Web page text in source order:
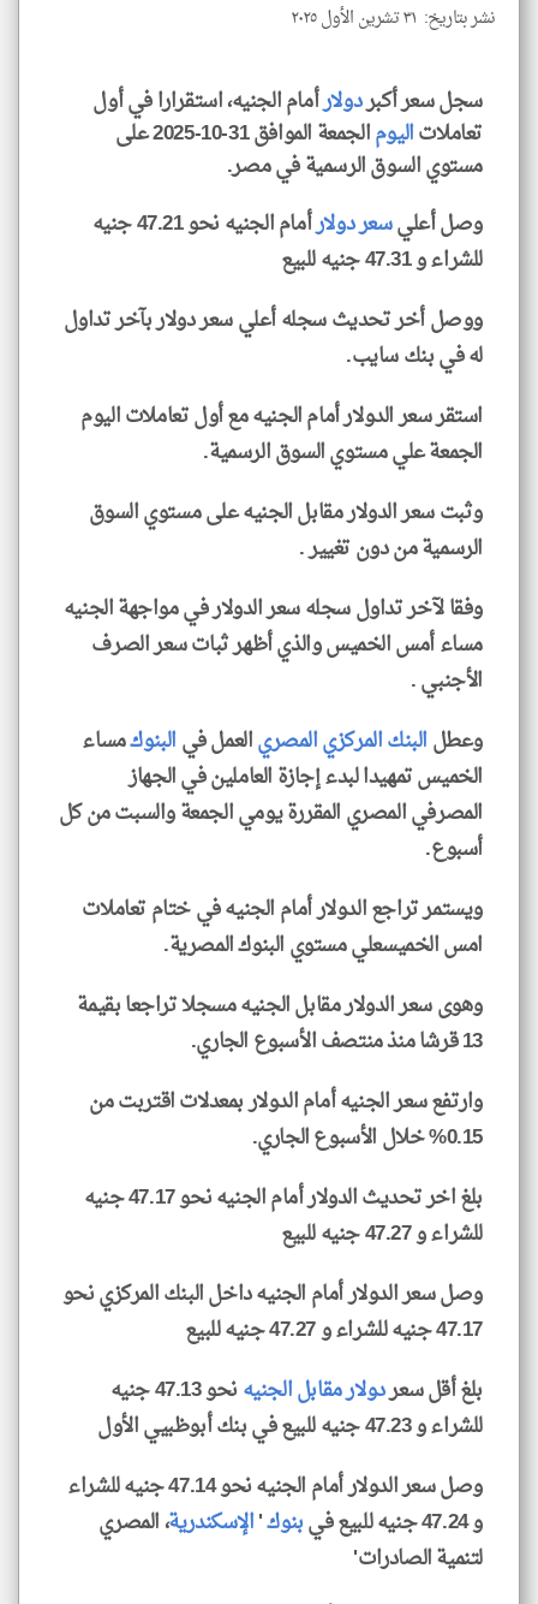
نشر بتاريخ: ٣١ تشرين الأول ٢٠٢٥
سجل سعر أكبردولارأمام الجنيه، استقرارا في أول
تعاملاتاليوم
الجمعة الموافق 31-10-2025 على
مستوي السوق الرسمية في مصر.
وصل أعليسعر دولار
أمام الجنيه نحو 47.21 جنيه
للشراء و 47.31 جنيه للبيع
ووصل أخر تحديث سجله أعلي سعر دولار بآخر تداول
له في بنك سايب.
استقر سعر الدولار أمام الجنيه مع أول تعاملات اليوم
الجمعة علي مستوي السوق الرسمية.
وثبت سعر الدولار مقابل الجنيه على مستوي السوق
الرسمية من دون تغيير .
وفقا لآخر تداول سجله سعر الدولار في مواجهة الجنيه
مساء أمس الخميس والذي أظهر ثبات سعر الصرف
الأجنبي .
وعطلالبنك المركزيالمصريالعمل فيالبنوكمساء
الخميس تمهيدا لبدء إجازة العاملين في الجهاز
المصرفي المصري المقررة يومي الجمعة والسبت من كل
أسبوع.
ويستمر تراجع الدولار أمام الجنيه في ختام تعاملات
امس الخميسعلي مستوي البنوك المصرية.
وهوى سعر الدولار مقابل الجنيه مسجلا تراجعا بقيمة
13 قرشا منذ منتصف الأسبوع الجاري.
وارتفع سعر الجنيه أمام الدولار بمعدلات اقتربت من
0.15% خلال الأسبوع الجاري.
بلغ اخر تحديث الدولار أمام الجنيه نحو 47.17 جنيه
للشراء و 47.27 جنيه للبيع
وصل سعر الدولار أمام الجنيه داخل البنك المركزي نحو
47.17 جنيه للشراء و 47.27 جنيه للبيع
بلغ أقل سعردولار مقابل الجنيه
نحو 47.13 جنيه
للشراء و 47.23 جنيه للبيع في بنك أبوظبيي الأول
وصل سعر الدولار أمام الجنيه نحو 47.14 جنيه للشراء
و 47.24 جنيه للبيع في
بنوك'الإسكندرية، المصري
لتنمية الصادرات'
klyoum.com